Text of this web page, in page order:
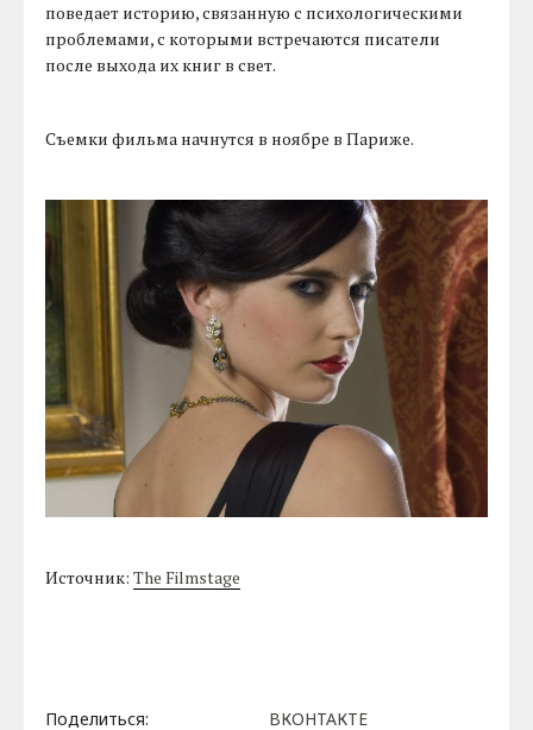
поведает историю, связанную с психологическими
проблемами, с которыми встречаются писатели
после выхода их книг в свет.
Съемки фильма начнутся в ноябре в Париже.
Источник:The Filmstage
Поделиться:
ВКОНТАКТЕ